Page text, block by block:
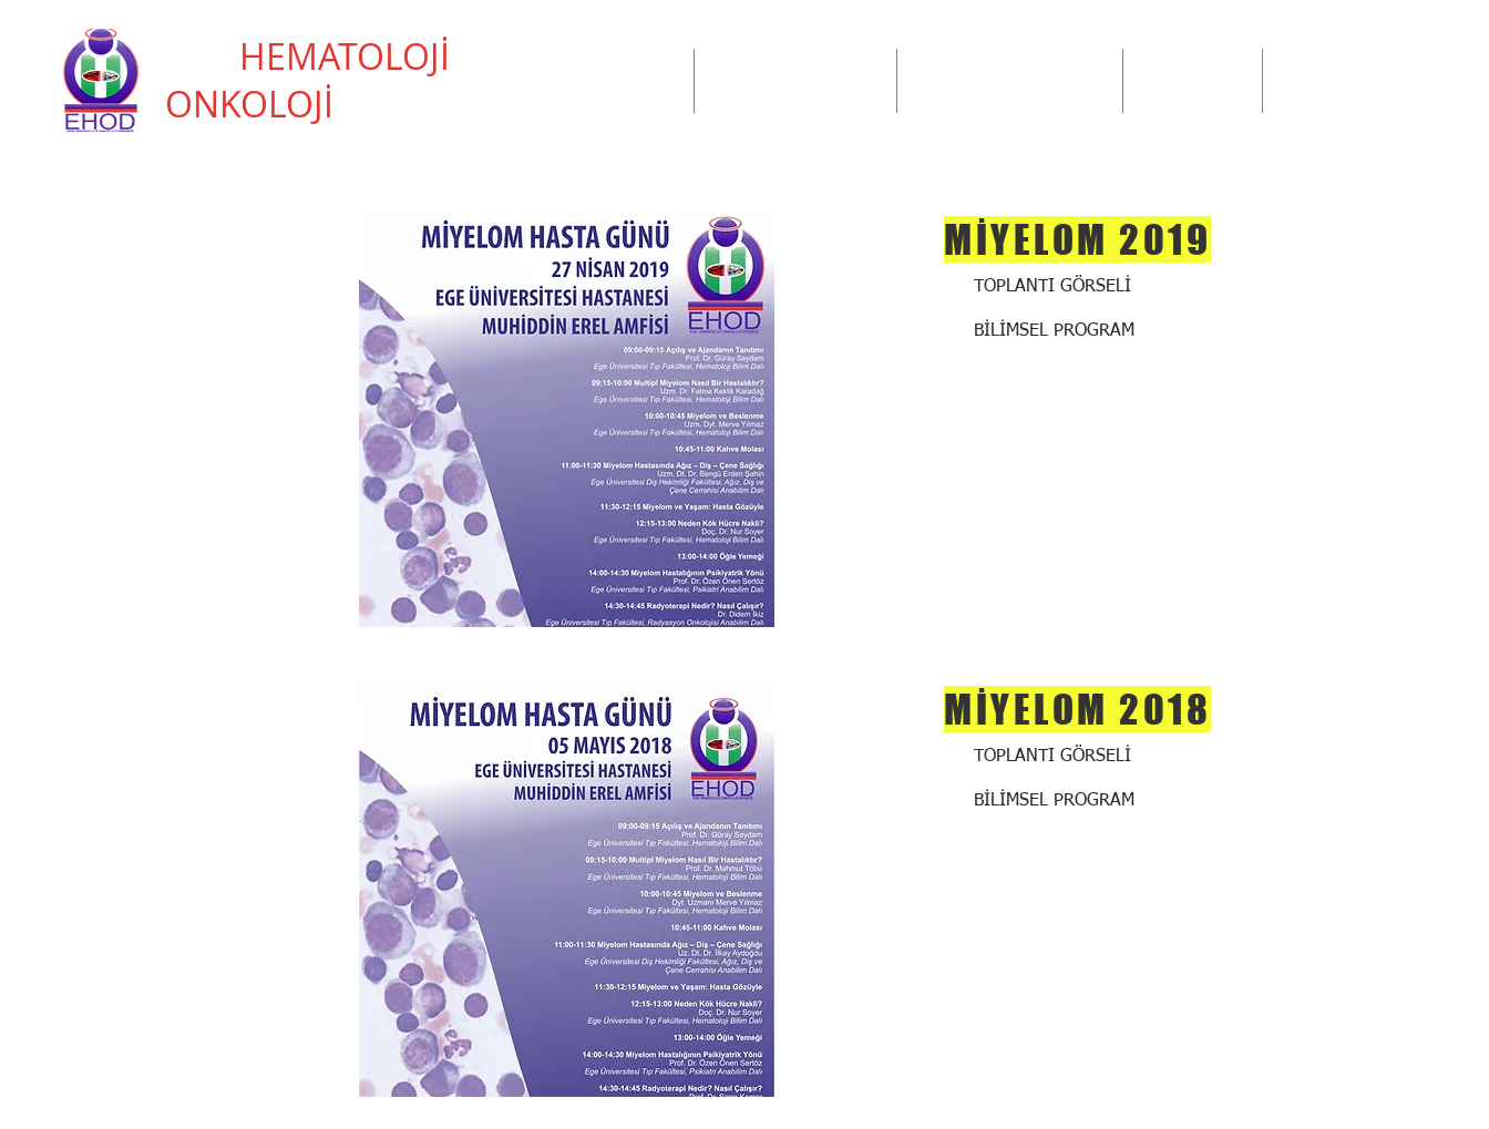
HEMATOLOJİ
ONKOLOJİ
MİYELOM 2019
TOPLANTI GÖRSELİ
BİLİMSEL PROGRAM
MİYELOM 2018
TOPLANTI GÖRSELİ
BİLİMSEL PROGRAM